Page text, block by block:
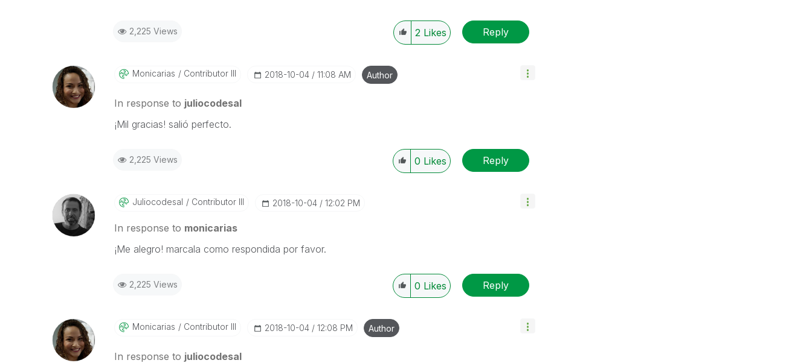
2,225 Views 2 Likes Reply
Monicarias Contributor III ‎2018-10-04 11:08 AM Author
In response to juliocodesal
¡Mil gracias! salió perfecto.
2,225 Views 0 Likes Reply
Juliocodesal Contributor III ‎2018-10-04 12:02 PM
In response to monicarias
¡Me alegro! marcala como respondida por favor.
2,225 Views 0 Likes Reply
Monicarias Contributor III ‎2018-10-04 12:08 PM Author
In response to juliocodesal